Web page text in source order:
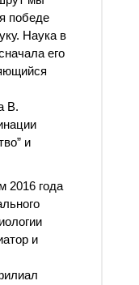
победе
Наука в
его
В.
и
2016 года
и